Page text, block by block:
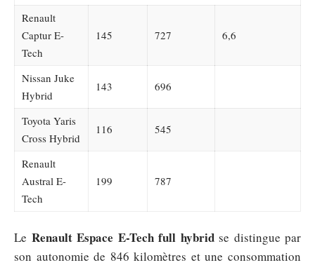
Renault
Captur E-
Tech
145 727 6,6
Nissan Juke
Hybrid
143 696
Toyota Yaris
Cross Hybrid
116 545
Renault
Austral E-
Tech
199 787
Le Renault Espace E-Tech full hybridse distingue par
son autonomie de 846 kilomètres et une consommation